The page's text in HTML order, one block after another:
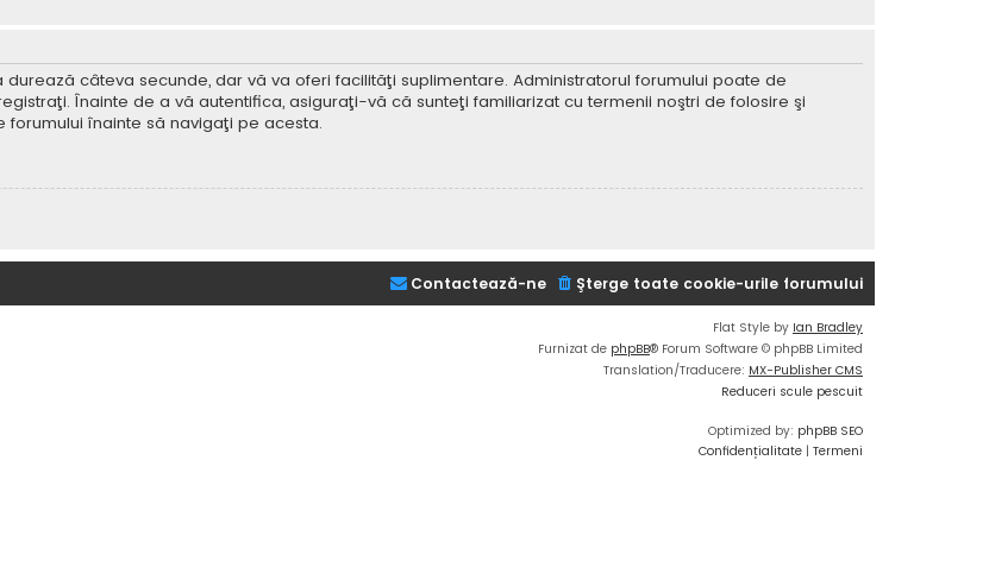
câteva secunde, dar vă va oferi facilităţi suplimentare. Administratorul forumului poate de
Înainte de a vă autentifica, asiguraţi-vă că sunteţi familiarizat cu termenii noştri de folosire şi
înainte să navigaţi pe acesta.
Şterge toate cookie-urile forumului
Contactează-ne
Flat Style by Ian Bradley
Furnizat de phpBB® Forum Software © phpBB Limited
Translation/Traducere: MX-Publisher CMS
Reduceri scule pescuit
Optimized by: phpBB SEO
Confidențialitate | Termeni